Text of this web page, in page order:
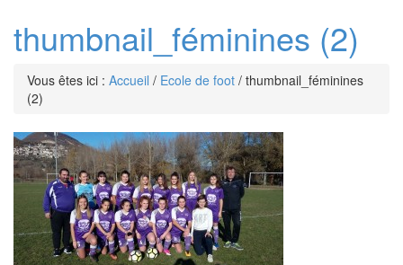
thumbnail_féminines (2)
Vous êtes ici : Accueil / Ecole de foot / thumbnail_féminines
(2)